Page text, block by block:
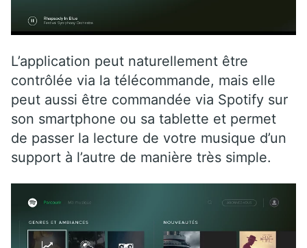
L’application peut naturellement être
contrôlée via la télécommande, mais elle
peut aussi être commandée via Spotify sur
son smartphone ou sa tablette et permet
de passer la lecture de votre musique d’un
support à l’autre de manière très simple.